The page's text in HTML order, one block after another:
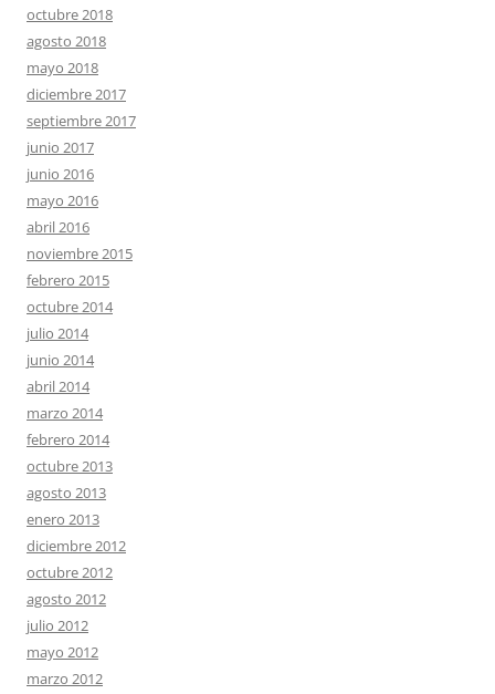
octubre 2018
agosto 2018
mayo 2018
diciembre 2017
septiembre 2017
junio 2017
junio 2016
mayo 2016
abril 2016
noviembre 2015
febrero 2015
octubre 2014
julio 2014
junio 2014
abril 2014
marzo 2014
febrero 2014
octubre 2013
agosto 2013
enero 2013
diciembre 2012
octubre 2012
agosto 2012
julio 2012
mayo 2012
marzo 2012